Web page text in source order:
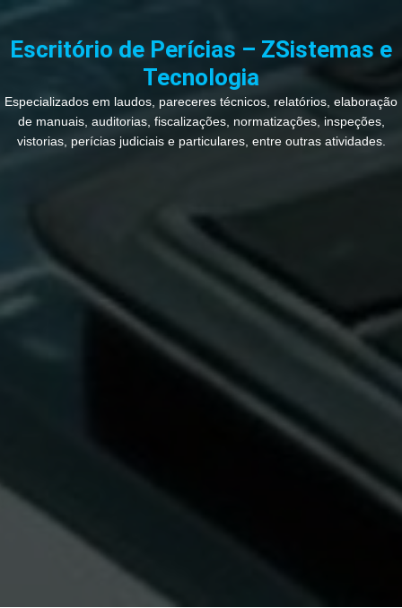
Escritório de Perícias – ZSistemas e
Tecnologia
Especializados em laudos, pareceres técnicos, relatórios, elaboração
de manuais, auditorias, fiscalizações, normatizações, inspeções,
vistorias, perícias judiciais e particulares, entre outras atividades.